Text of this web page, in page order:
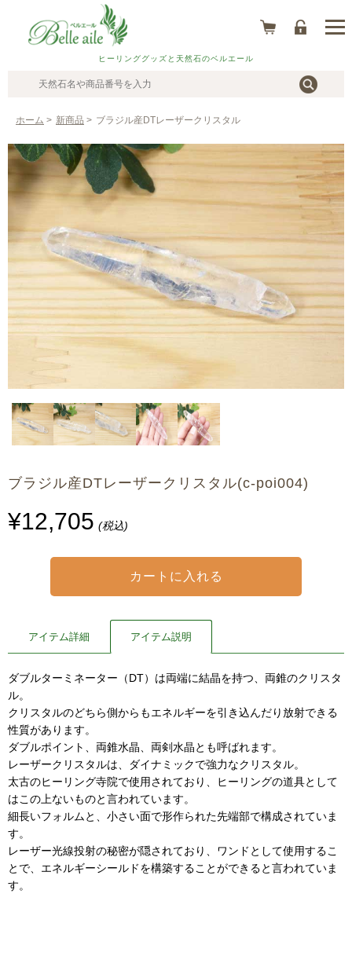
ヒーリンググッズと天然石のベルエール
ホーム > 新商品 > ブラジル産DTレーザークリスタル
ブラジル産DTレーザークリスタル(c-poi004)
¥12,705 (税込)
アイテム詳細 アイテム説明
ダブルターミネーター（DT）は両端に結晶を持つ、両錐のクリスタ
ル。
クリスタルのどちら側からもエネルギーを引き込んだり放射できる
性質があります。
ダブルポイント、両錐水晶、両剣水晶とも呼ばれます。
レーザークリスタルは、ダイナミックで強力なクリスタル。
太古のヒーリング寺院で使用されており、ヒーリングの道具として
はこの上ないものと言われています。
細長いフォルムと、小さい面で形作られた先端部で構成されていま
す。
レーザー光線投射の秘密が隠されており、ワンドとして使用するこ
とで、エネルギーシールドを構築することができると言われていま
す。